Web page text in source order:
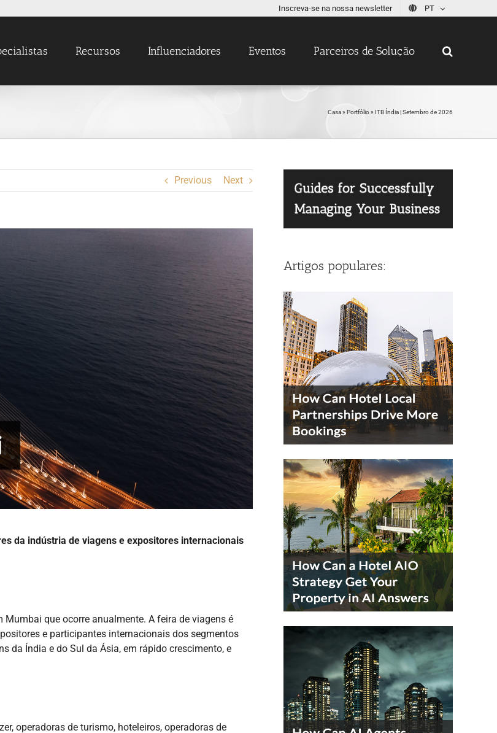
Inscreva-se na nossa newsletter PT
Recursos Influenciadores Eventos Parceiros de Solução
Casa» Portfólio» ITB Índia | Setembro de 2026
Previous Next
da indústria de viagens e expositores internacionais
que ocorre anualmente. A feira de viagens é
e participantes internacionais dos segmentos
da Índia e do Sul da Ásia, em rápido crescimento, e
operadoras de turismo, hoteleiros, operadoras de
Artigos populares: